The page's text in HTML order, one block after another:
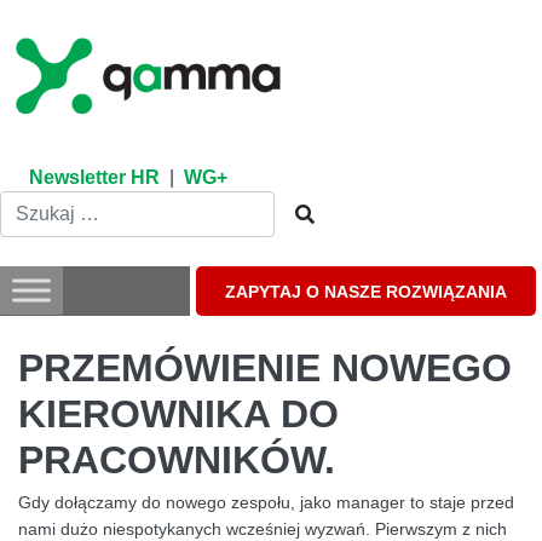
content
Newsletter HR WG+
ZAPYTAJ O NASZE ROZWIĄZANIA
PRZEMÓWIENIE NOWEGO
KIEROWNIKA DO
PRACOWNIKÓW.
Gdy dołączamy do nowego zespołu, jako manager to staje przed
nami dużo niespotykanych wcześniej wyzwań. Pierwszym z nich